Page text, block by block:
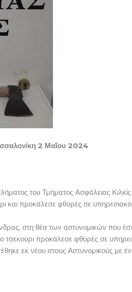
2 Μαΐου 2024
του Τμήματος Ασφάλειας Κιλκίς
και προκάλεσε φθορές σε
στη θέα των αστυνομικών που
τσεκούρι προκάλεσε φθορές σε
εκ νέου στους Αστυνομικούς με